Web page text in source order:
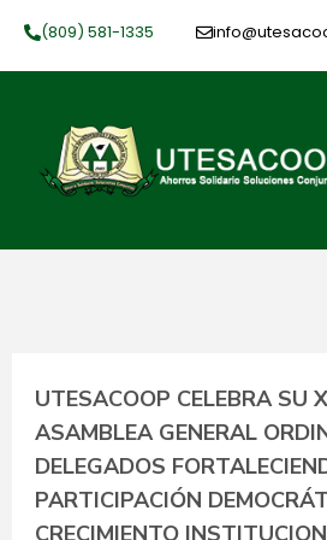
contenido
(809) 581-1335
UTESACOOP CELEBRA SU
ASAMBLEA GENERAL
DELEGADOS
PARTICIPACIÓN
CRECIMIENTO